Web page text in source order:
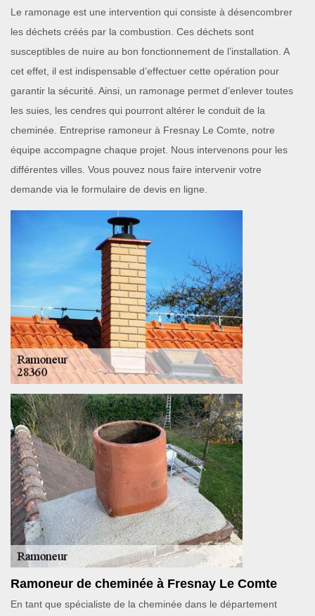
Le ramonage est une intervention qui consiste à désencombrer
les déchets créés par la combustion. Ces déchets sont
susceptibles de nuire au bon fonctionnement de l’installation. A
cet effet, il est indispensable d’effectuer cette opération pour
garantir la sécurité. Ainsi, un ramonage permet d’enlever toutes
les suies, les cendres qui pourront altérer le conduit de la
cheminée. Entreprise ramoneur à Fresnay Le Comte, notre
équipe accompagne chaque projet. Nous intervenons pour les
différentes villes. Vous pouvez nous faire intervenir votre
demande via le formulaire de devis en ligne.
Ramoneur de cheminée à Fresnay Le Comte
En tant que spécialiste de la cheminée dans le département